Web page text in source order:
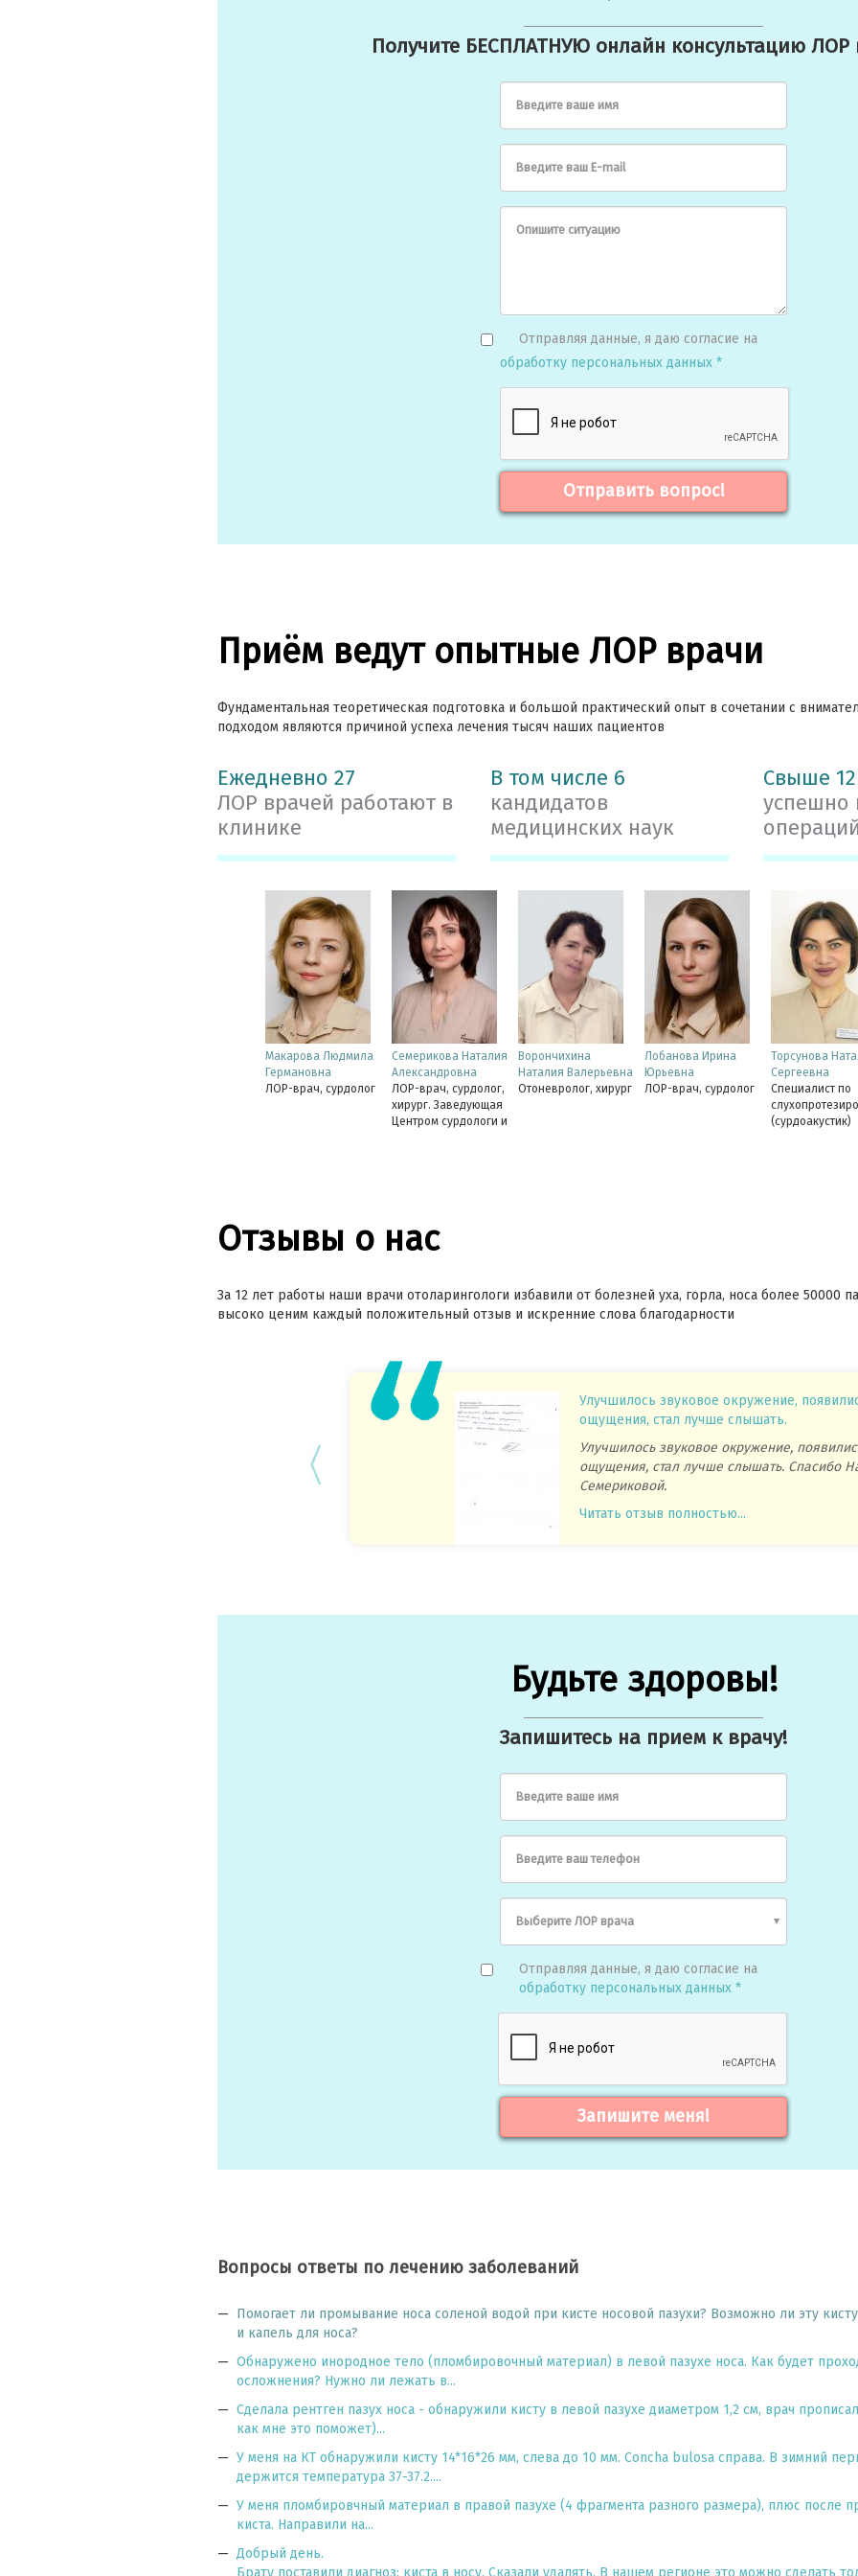
Получите БЕСПЛАТНУЮ онлайн консультацию ЛОР
Введите ваше имя
Введите ваш E-mail
Опишите ситуацию
Отправляя данные, я даю согласие на
обработку персональных данных *
Отправить вопрос!
Приём ведут опытные ЛОР врачи
Фундаментальная теоретическая подготовка и большой практический опыт в сочетании с
подходом являются причиной успеха лечения тысяч наших пациентов
Ежедневно 27
ЛОР врачей работают в
клинике
В том числе 6
кандидатов
медицинских наук
Свыше
успешно
Макарова Людмила
Германовна
ЛОР-врач, сурдолог
Семерикова Наталия
Александровна
ЛОР-врач, сурдолог,
хирург. Заведующая
Центром сурдологи и
Ворончихина
Наталия Валерьевна
Отоневролог, хирург
Лобанова Ирина
Юрьевна
ЛОР-врач, сурдолог
Торсунова
Сергеевна
Специалист по
(сурдоакустик)
Отзывы о нас
За 12 лет работы наши врачи отоларингологи избавили от болезней уха, горла, носа более 50000
высоко ценим каждый положительный отзыв и искренние слова благодарности
Улучшилось звуковое окружение,
ощущения, стал лучше слышать.
Улучшилось звуковое окружение,
ощущения, стал лучше слышать. Спасибо
Семериковой.
Читать отзыв полностью...
Будьте здоровы!
Запишитесь на прием к врачу!
Введите ваше имя
Введите ваш телефон
Отправляя данные, я даю согласие на
обработку персональных данных *
Запишите меня!
Вопросы ответы по лечению заболеваний
Помогает ли промывание носа соленой водой при кисте носовой пазухи? Возможно ли эту
и капель для носа?
Обнаружено инородное тело (пломбировочный материал) в левой пазухе носа. Как будет
осложнения? Нужно ли лежать в...
Сделала рентген пазух носа - обнаружили кисту в левой пазухе диаметром 1,2 см, врач
как мне это поможет)...
У меня на КТ обнаружили кисту 14*16*26 мм, слева до 10 мм. Concha bulosa справа. В зимний
держится температура 37-37.2....
У меня пломбировчный материал в правой пазухе (4 фрагмента разного размера), плюс после
киста. Направили на...
Добрый день.
Брату поставили диагноз: киста в носу. Сказали удалять. В нашем регионе это можно сделать